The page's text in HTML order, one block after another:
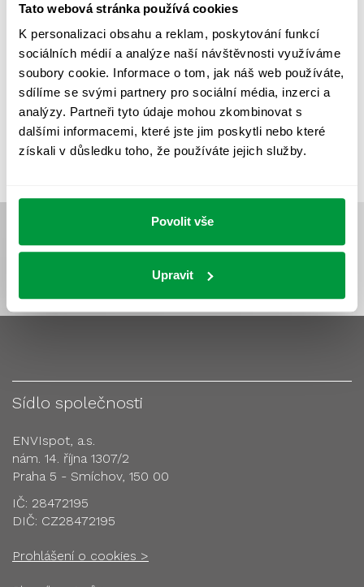
Tato webová stránka používá cookies
K personalizaci obsahu a reklam, poskytování funkcí
sociálních médií a analýze naší návštěvnosti využíváme
soubory cookie. Informace o tom, jak náš web používáte,
sdílíme se svými partnery pro sociální média, inzerci a
analýzy. Partneři tyto údaje mohou zkombinovat s
dalšími informacemi, které jste jim poskytli nebo které
získali v důsledku toho, že používáte jejich služby.
Povolit vše
Upravit
REVIZE NOUZOVÉHO OSVĚTLENÍ ŘÍZENÍ
UMĚLÉ OSVĚTLENÍ VEŘEJNÉ OSVĚTLENÍ
VÝPOČET OSVĚTLENÍ VÝPOČET ZASTÍNĚNÍ
VÝPOČTY A NÁVRHY ZASTÍNĚNÍ
ZKOUŠKY NOUZOVÉHO OSVĚTLENÍ
Sídlo společnosti
ENVIspot, a.s.
nám. 14. října 1307/2
Praha 5 - Smíchov, 150 00
IČ: 28472195
DIČ: CZ28472195
Prohlášení o cookies >